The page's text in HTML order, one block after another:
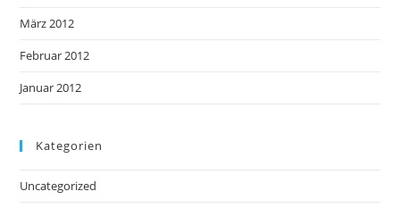
März 2012
Februar 2012
Januar 2012
Kategorien
Uncategorized